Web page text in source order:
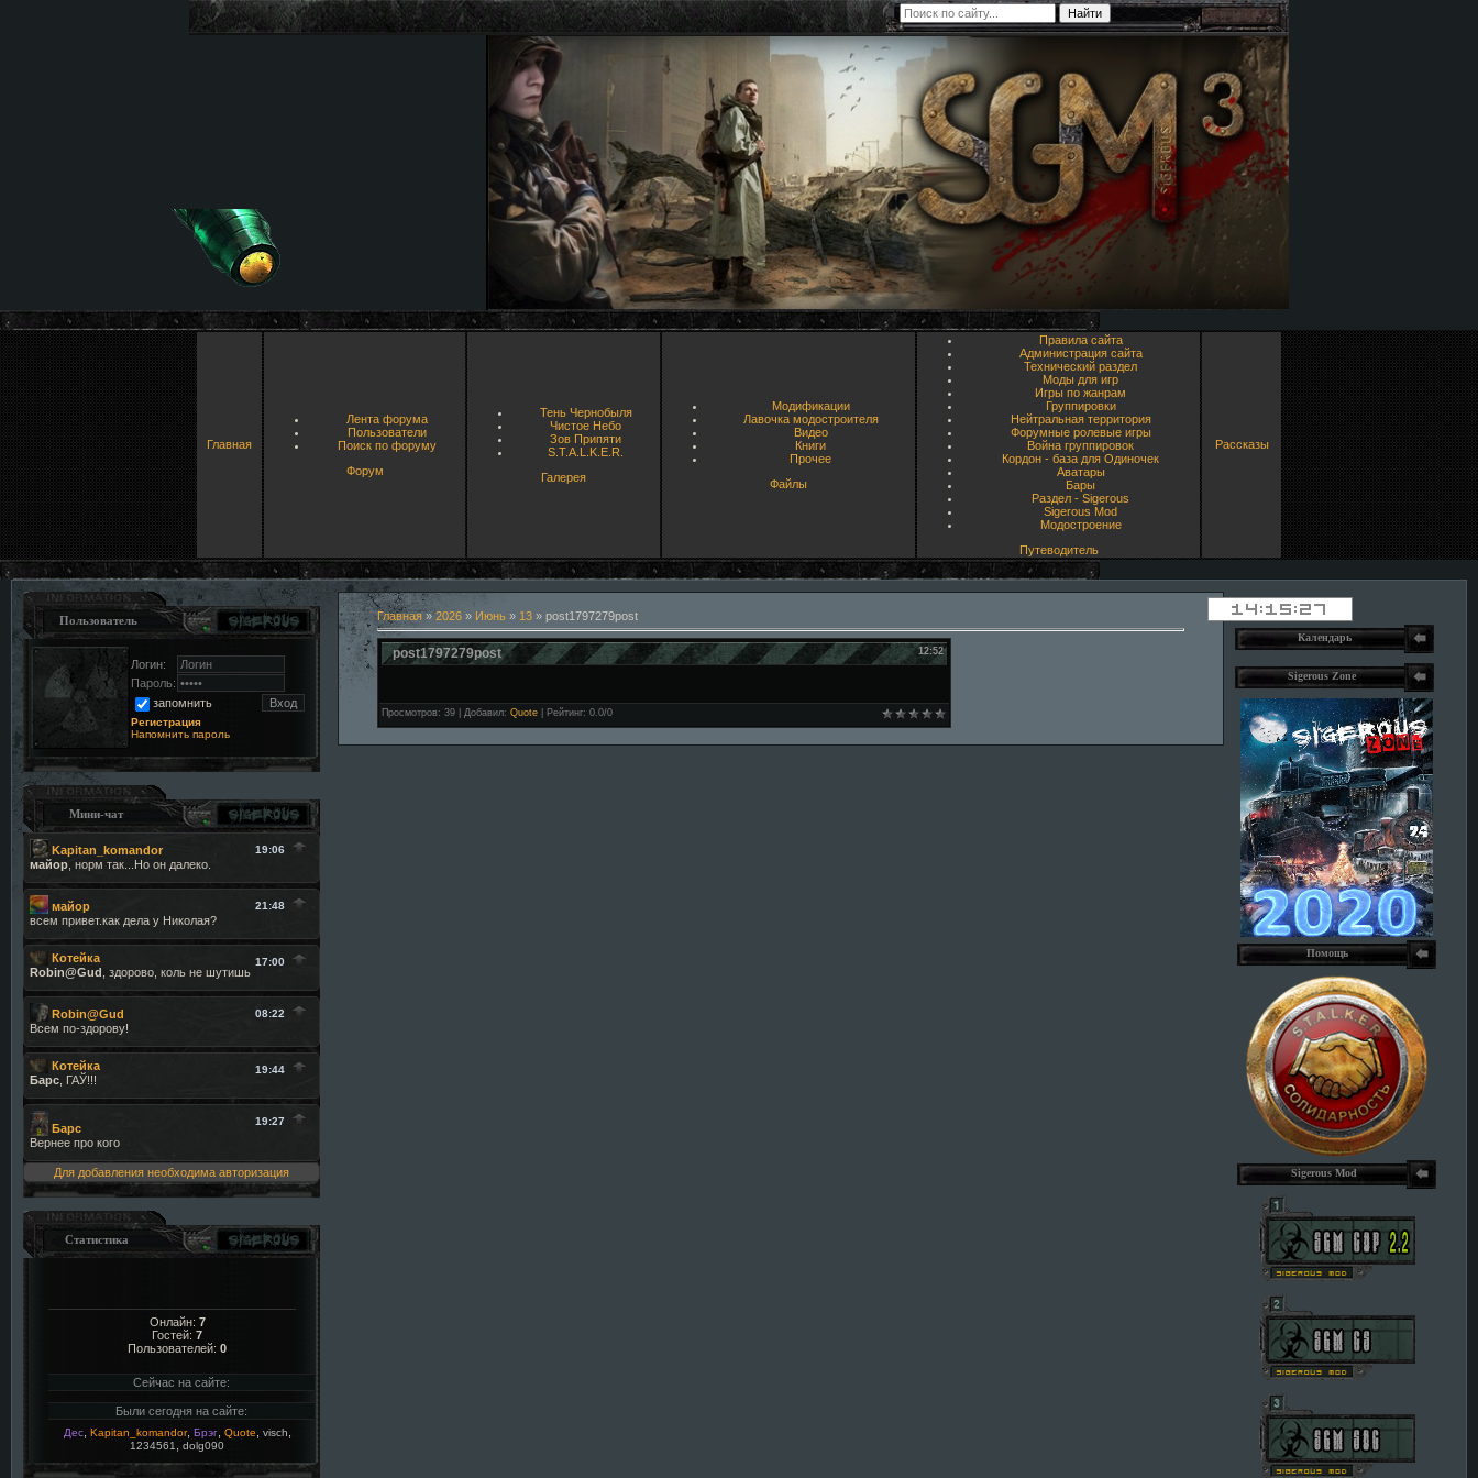
Главная
Лента форума
Пользователи
Поиск по форуму
Форум
Тень Чернобыля
Чистое Небо
Зов Припяти
S.T.A.L.K.E.R.
Галерея
Модификации
Лавочка модостроителя
Видео
Книги
Прочее
Файлы
Правила сайта
Администрация сайта
Технический раздел
Моды для игр
Игры по жанрам
Группировки
Нейтральная территория
Форумные ролевые игры
Война группировок
Кордон - база для Одиночек
Аватары
Бары
Раздел - Sigerous
Sigerous Mod
Модостроение
Путеводитель
Рассказы
Пользователь
Логин:
Пароль:
запомнить
Регистрация
Напомнить пароль
Мини-чат
Для добавления необходима авторизация
Статистика
Онлайн: 7
Гостей: 7
Пользователей: 0
Сейчас на сайте:
Были сегодня на сайте:
Дес, Kapitan_komandor, Брэг, Quote visch
1234561 dolg090
Главная» 2026 » Июнь » 13 » post1797279post
12:52
post1797279post
Просмотров: 39 Добавил: Quote Рейтинг: 0.0/0
Календарь
Sigerous Zone
Помощь
Sigerous Mod